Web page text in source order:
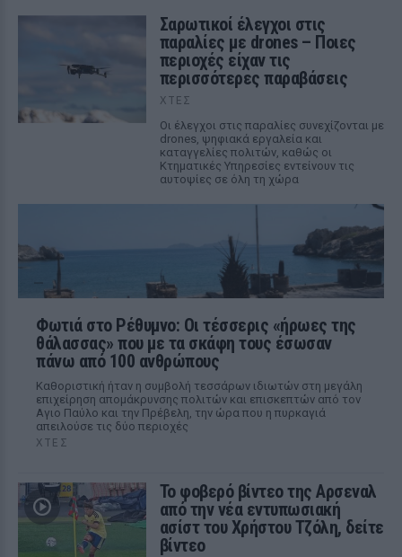
Σαρωτικοί έλεγχοι στις
παραλίες με drones – Ποιες
περιοχές είχαν τις
περισσότερες παραβάσεις
ΧΤΕΣ
Οι έλεγχοι στις παραλίες συνεχίζονται με
drones, ψηφιακά εργαλεία και
καταγγελίες πολιτών, καθώς οι
Κτηματικές Υπηρεσίες εντείνουν τις
αυτοψίες σε όλη τη χώρα
Φωτιά στο Ρέθυμνο: Οι τέσσερις «ήρωες της
θάλασσας» που με τα σκάφη τους έσωσαν
πάνω από 100 ανθρώπους
Καθοριστική ήταν η συμβολή τεσσάρων ιδιωτών στη μεγάλη
επιχείρηση απομάκρυνσης πολιτών και επισκεπτών από τον
Αγιο Παύλο και την Πρέβελη, την ώρα που η πυρκαγιά
απειλούσε τις δύο περιοχές
ΧΤΕΣ
Το φοβερό βίντεο της Αρσεναλ
από την νέα εντυπωσιακή
ασίστ του Χρήστου Τζόλη, δείτε
βίντεο